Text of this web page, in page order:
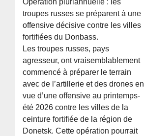
Opération pluriannuelle : les
troupes russes se préparent à une
offensive décisive contre les villes
fortifiées du Donbass.
Les troupes russes, pays
agresseur, ont vraisemblablement
commencé à préparer le terrain
avec de l’artillerie et des drones en
vue d’une offensive au printemps-
été 2026 contre les villes de la
ceinture fortifiée de la région de
Donetsk. Cette opération pourrait